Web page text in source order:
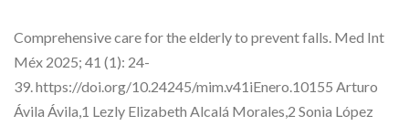
Comprehensive care for the elderly to prevent falls. Med Int
Méx 2025; 41 (1): 24-
39. https://doi.org/10.24245/mim.v41iEnero.10155 Arturo
Ávila Ávila,1 Lezly Elizabeth Alcalá Morales,2 Sonia López